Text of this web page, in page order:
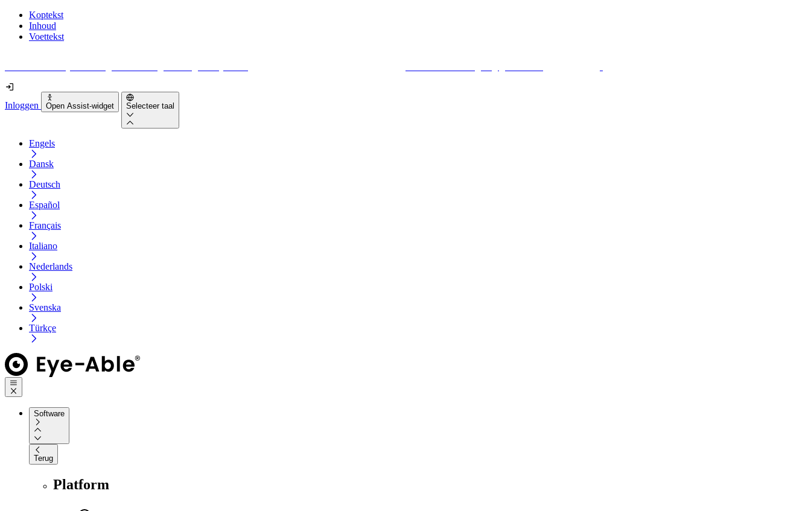
Koptekst
Inhoud
Voettekst
Inloggen Open Assist-widget Selecteer taal
Engels
Dansk
Deutsch
Español
Français
Italiano
Nederlands
Polski
Svenska
Türkçe
Software
Terug
Platform